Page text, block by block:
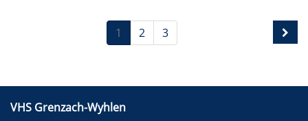
1 2 3
VHS Grenzach-Wyhlen